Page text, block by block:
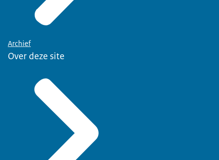
Archief
Over deze site